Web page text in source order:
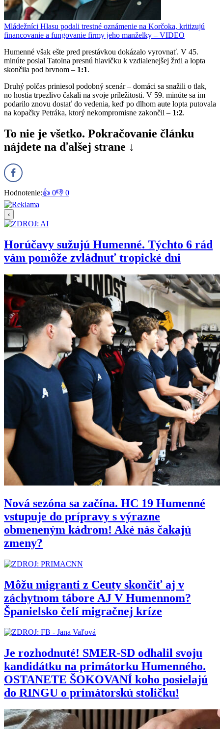
Mládežníci Hlasu podali trestné oznámenie na Korčoka, kritizujú
financovanie a fungovanie firmy jeho manželky – VIDEO
Humenné však ešte pred prestávkou dokázalo vyrovnať. V 45.
minúte poslal Tatolna presnú hlavičku k vzdialenejšej žrdi a lopta
skončila pod brvnom – 1:1.
Druhý polčas priniesol podobný scenár – domáci sa snažili o tlak,
no hostia trpezlivo čakali na svoje príležitosti. V 59. minúte sa im
podarilo znovu dostať do vedenia, keď po dlhom aute lopta putovala
na kopačky Petráka, ktorý nekompromisne zakončil – 1:2.
To nie je všetko. Pokračovanie článku
nájdete na ďalšej strane ↓
Hodnotenie:👍 0👎 0
‹
Horúčavy sužujú Humenné. Týchto 6 rád
vám pomôže zvládnuť tropické dni
Nová sezóna sa začína. HC 19 Humenné
vstupuje do prípravy s výrazne
obmeneným kádrom! Aké nás čakajú
zmeny?
Môžu migranti z Ceuty skončiť aj v
záchytnom tábore AJ V Humennom?
Španielsko čelí migračnej kríze
Je rozhodnuté! SMER-SD odhalil svoju
kandidátku na primátorku Humenného.
OSTANETE ŠOKOVANÍ koho posielajú
do RINGU o primátorskú stoličku!